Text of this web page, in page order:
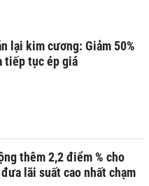
lại kim cương: Giảm 50%
tiếp tục ép giá
thêm 2,2 điểm % cho
lãi suất cao nhất chạm